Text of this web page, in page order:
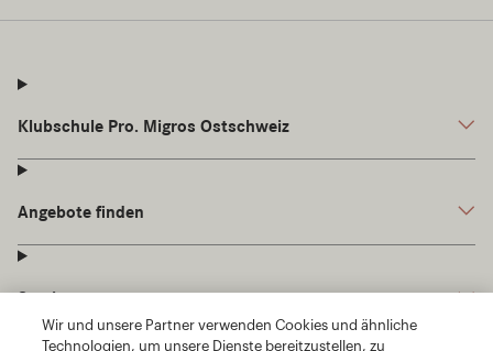
Wir und unsere Partner verwenden Cookies und ähnliche
Technologien, um unsere Dienste bereitzustellen, zu